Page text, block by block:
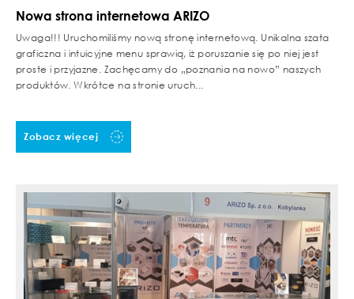
Nowa strona internetowa ARIZO
Uwaga!!! Uruchomiliśmy nową stronę internetową. Unikalna szata
graficzna i intuicyjne menu sprawią, iż poruszanie się po niej jest
proste i przyjazne. Zachęcamy do „poznania na nowo” naszych
produktów. Wkrótce na stronie uruch...
Zobacz więcej